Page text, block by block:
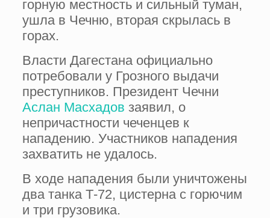
горную местность и сильный туман,
ушла в Чечню, вторая скрылась в
горах.
Власти Дагестана официально
потребовали у Грозного выдачи
преступников. Президент Чечни
Аслан Масхадов заявил, о
непричастности чеченцев к
нападению. Участников нападения
захватить не удалось.
В ходе нападения были уничтожены
два танка Т-72, цистерна с горючим
и три грузовика.